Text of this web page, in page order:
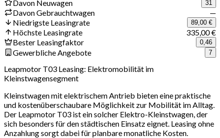
Davon Neuwagen 31
Davon Gebrauchtwagen
—
Niedrigste Leasingrate
89,00 €
Höchste Leasingrate
335,00 €
Bester Leasingfaktor
0,46
Gewerbliche Angebote 7
Leapmotor T03 Leasing: Elektromobilität im
Kleinstwagensegment
Kleinstwagen mit elektrischem Antrieb bieten eine praktische
und kostenüberschaubare Möglichkeit zur Mobilität im Alltag.
Der Leapmotor T03 ist ein solcher Elektro-Kleinstwagen, der
sich besonders für den städtischen Einsatz eignet. Leasing ohne
Anzahlung sorgt dabei für planbare monatliche Kosten.